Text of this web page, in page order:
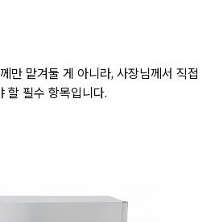
만 맡겨둘 게 아니라, 사장님께서 직접
할 필수 항목입니다.